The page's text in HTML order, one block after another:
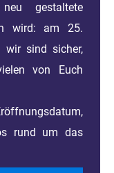
gestaltete
wird: am 25.
sind sicher,
von Euch
rund um das